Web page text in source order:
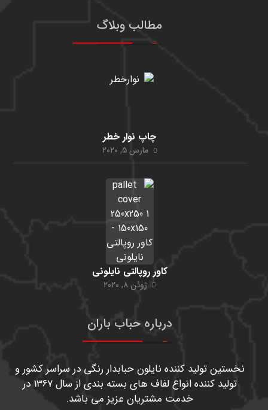
مطالب وبلاگ
چاپ نوار خطر
مارس ۵, ۲۰۲۰
کاور روپالتی نایلونی
ژوئن ۸, ۲۰۲۰
درباره حباب باران
نخستین تولید کننده نایلون حبابدار رنگی در سراسر کشور و
تولید کننده انواع لفاف های بسته بندی از سال 1367 در
خدمت مشتریان عزیز می باشد.